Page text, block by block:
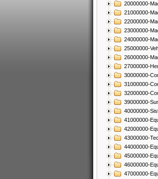
20000000-
21000000-
22000000-
23000000-
24000000-
25000000-
26000000-
27000000-
30000000-
31000000-
32000000-
39000000-
40000000-
41000000-
42000000-
43000000-
44000000-
45000000-
46000000-
47000000-